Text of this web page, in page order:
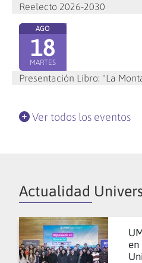
Reelecto 2026-2030
AGO
18
MARTES
Presentación Libro: "La
Ver todos los eventos
Actualidad
en